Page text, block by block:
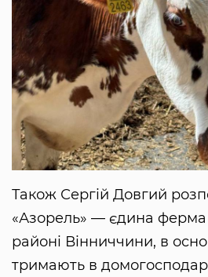
Також Сергій Довгий
«Азорель» — єдина
районі Вінниччини, в
тримають в